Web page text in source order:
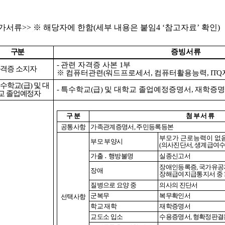
서류>> ※ 해당자에 한함(세부 내용은 붙임4 ‘참고자료’ 확인)
구분 증빙서류
증 소지자 - 관련 자격증 사본 1부
※ 컴퓨터관련(워드프로세서 , 컴퓨터활용능력, ITQ
학교(급)및 대
졸업예정자
- 특수학교(급) 및 대학교 졸업예정증명서 , 재학증
구 분
첨 부 서 류
공통사항
가족관계증명서,주민등록등본
선택사항
부모 부양시
부모가 근로능력이 없
(의사진단서,생계급여
가출 ․ 행방불명
실종신고서
장애
장애인등록증, 국가유
장해급여지급통지서 중
질병으로 요양 중
의사의 진단서
군복무
복무확인서
학교 재학
재학증명서
교도소 입소
수용증명서, 형확정판결